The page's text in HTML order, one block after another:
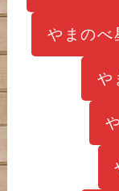
やまのべ
や